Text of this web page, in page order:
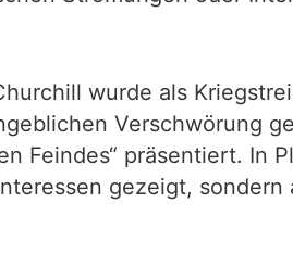
wurde als
Verschwörung
Feindes“ präsentiert. In
gezeigt, sondern